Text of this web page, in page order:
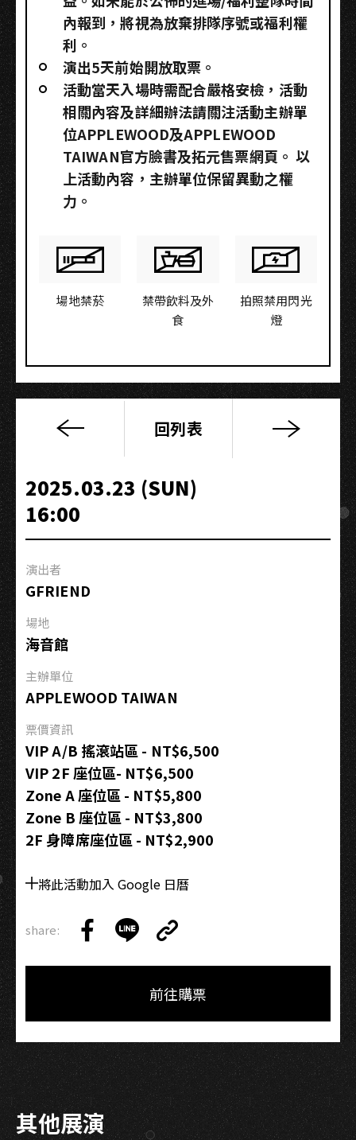
內報到，將視為放棄排隊序號或福利權
利。
演出5天前始開放取票。
活動當天入場時需配合嚴格安檢，活動
相關內容及詳細辦法請關注活動主辦單
位APPLEWOOD及APPLEWOOD
TAIWAN官方臉書及拓元售票網頁。 以
上活動內容，主辦單位保留異動之權
力。
場地禁菸
禁帶飲料及外
食
拍照禁用閃光
燈
?
WINTER
TOUR(高
雄
場)
回列表
2025.03.23 (SUN)
16:00
演出者
GFRIEND
場地
海音館
主辦單位
APPLEWOOD TAIWAN
票價資訊
VIP A/B 搖滾站區 - NT$6,500
VIP 2F 座位區- NT$6,500
Zone A 座位區 - NT$5,800
Zone B 座位區 - NT$3,800
2F 身障席座位區 - NT$2,900
將此活動加入 Google 日曆
share:
on
on
Link
Copy
前往購票
其他展演